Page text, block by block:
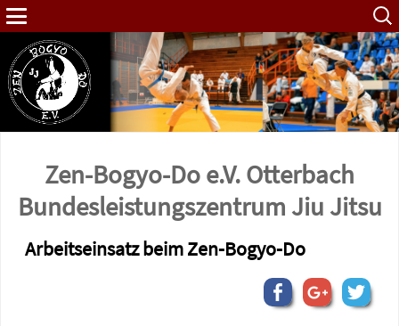
Suche
nach:
Zen-Bogyo-Do e.V. Otterbach
Bundes­leistungs­zentrum Jiu Jitsu
Arbeitseinsatz beim Zen-Bogyo-Do